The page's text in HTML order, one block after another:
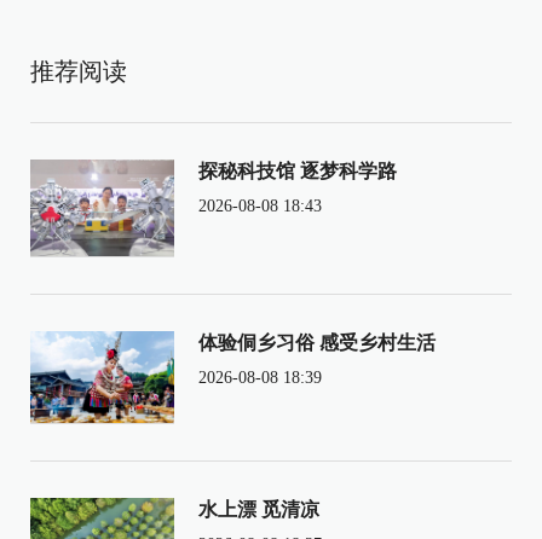
推荐阅读
探秘科技馆 逐梦科学路
2026-08-08 18:43
体验侗乡习俗 感受乡村生活
2026-08-08 18:39
水上漂 觅清凉